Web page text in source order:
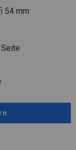
54 mm
Seite